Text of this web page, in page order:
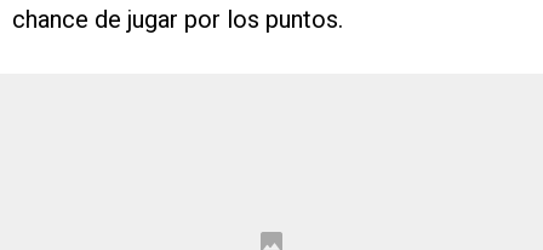
chance de jugar por los puntos.